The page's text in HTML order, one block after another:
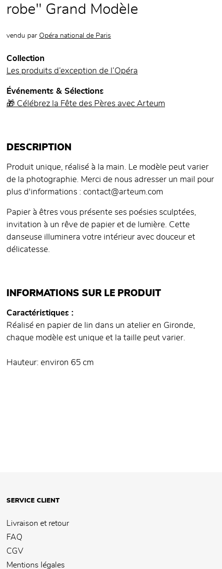
robe" Grand Modèle
vendu par Opéra national de Paris
Collection
Les produits d’exception de l’Opéra
Événements & Sélections
🎁 Célébrez la Fête des Pères avec Arteum
DESCRIPTION
Produit unique, réalisé à la main. Le modèle peut varier
de la photographie. Merci de nous adresser un mail pour
plus d'informations : contact@arteum.com
Papier à êtres vous présente ses poésies sculptées,
invitation à un rêve de papier et de lumière. Cette
danseuse illuminera votre intérieur avec douceur et
délicatesse.
INFORMATIONS SUR LE PRODUIT
Caractéristiques
Réalisé en papier de lin dans un atelier en Gironde,
chaque modèle est unique et la taille peut varier.
Hauteur: environ 65 cm
SERVICE CLIENT
Livraison et retour
FAQ
CGV
Mentions légales